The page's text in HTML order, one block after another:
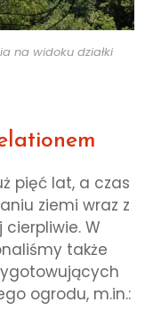
na widoku działki
pięć lat, a czas
ziemi wraz z
W
także
ogrodu, m.in.: